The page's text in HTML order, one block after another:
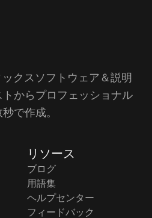
クスソフトウェア＆説明
からプロフェッショナル
で作成。
リソース
ブログ
用語集
ヘルプセンター
フィードバック